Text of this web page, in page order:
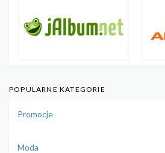
POPULARNE KATEGORIE
Promocje
Moda